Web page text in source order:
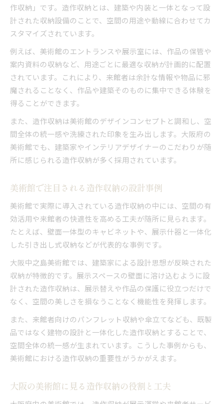
建築家が語る美術館と造作収納の工夫
建築家視点で探る造作収納の設計思想と工夫
美術館建築で活きる造作収納のアイデア集
造作収納が建築家に選ばれる理由を徹底解説
設計者が重視する造作収納の美的要素とは
造作収納を活かした美術館建築の魅力紹介
中之島美術館の収納設計に学ぶ空間演出
造作収納が中之島美術館の空間演出に果たす役
割
中之島美術館の建築家が描く収納の美学とは
施工現場で実現した造作収納の技術力に注目
造作収納が彩る美術館の展示体験を深掘り
注目の収納デザインが展示空間に与える効果
美術館で感じる造作収納の快適な動線設計
造作収納の工夫が展示鑑賞をより豊かにする
美術館の収納デザインが映える展示事例紹介
大阪府で注視したい造作収納と建築美
大阪府の美術館で楽しむ造作収納の建築美
造作収納から見る大阪の美術館選びの新基準
建築美と造作収納が融合する大阪の美術館案内
造作収納を切り口にした美術館めぐりの魅力
大阪府内で注目すべき造作収納の特徴まとめ
作収納」です。造作収納とは、建築や内装と一体となって設
計された収納設備のことで、空間の用途や動線に合わせてカ
スタマイズされています。
例えば、美術館のエントランスや展示室には、作品の保管や
案内資料の収納など、用途ごとに最適な収納が計画的に配置
されています。これにより、来館者は余計な情報や物品に邪
魔されることなく、作品や建築そのものに集中できる体験を
得ることができます。
また、造作収納は美術館のデザインコンセプトと調和し、空
間全体の統一感や洗練された印象を生み出します。大阪府の
美術館でも、建築家やインテリアデザイナーのこだわりが随
所に感じられる造作収納が多く採用されています。
美術館で注目される造作収納の設計事例
美術館で実際に導入されている造作収納の中には、空間の有
効活用や来館者の快適性を高める工夫が随所に見られます。
たとえば、壁面一体型のキャビネットや、展示什器と一体化
した引き出し式収納などが代表的な事例です。
大阪中之島美術館では、建築家による設計思想が反映された
収納が特徴的です。展示スペースの壁面に溶け込むように設
計された造作収納は、展示替えや作品の保護に役立つだけで
なく、空間の美しさを損なうことなく機能性を発揮します。
また、来館者向けのパンフレット収納や傘立てなども、既製
品ではなく建物の設計と一体化した造作収納とすることで、
空間全体の統一感が生まれています。こうした事例からも、
美術館における造作収納の重要性がうかがえます。
大阪の美術館に見る造作収納の役割と工夫